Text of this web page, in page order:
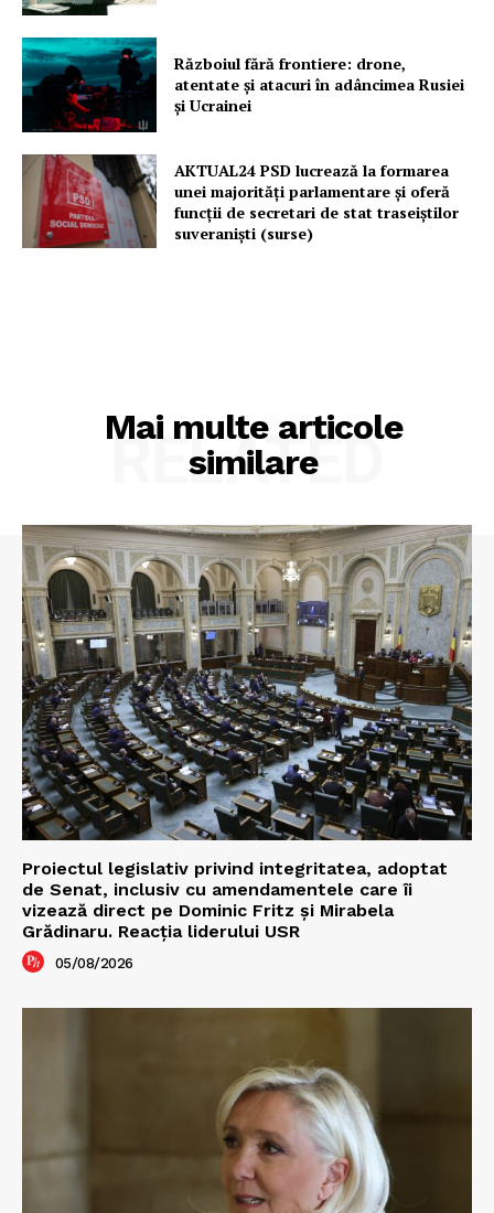
Războiul fără frontiere: drone,
atentate și atacuri în adâncimea Rusiei
și Ucrainei
AKTUAL24 PSD lucrează la formarea
unei majorităţi parlamentare și oferă
funcții de secretari de stat traseiștilor
suveraniști (surse)
Mai multe articole
similare
RELATED
Proiectul legislativ privind integritatea, adoptat
de Senat, inclusiv cu amendamentele care îi
vizează direct pe Dominic Fritz și Mirabela
Grădinaru. Reacția liderului USR
05/08/2026